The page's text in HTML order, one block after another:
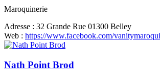
Maroquinerie
Adresse : 32 Grande Rue 01300 Belley
Web : https://www.facebook.com/
Nath Point Brod